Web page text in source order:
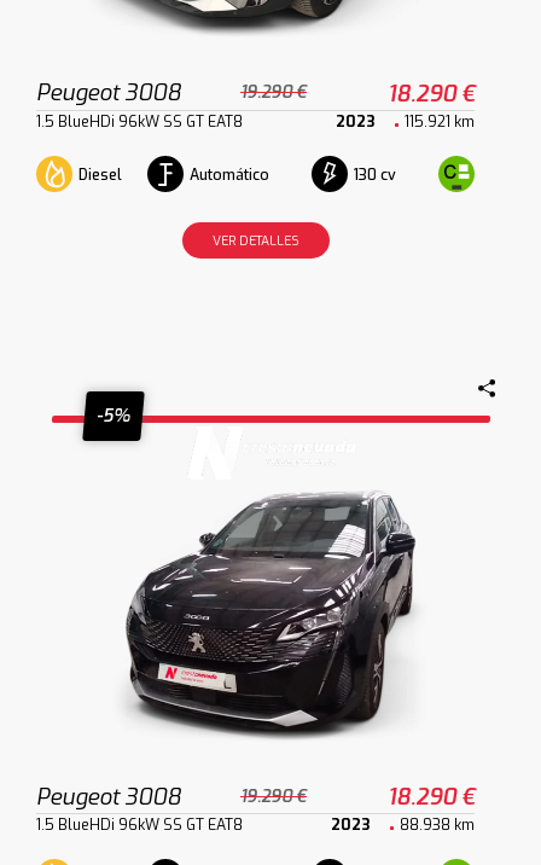
Peugeot 3008 19.290 € 18.290 €
1.5 BlueHDi 96kW SS GT EAT8 2023 115.921 km
Diesel Automático 130 cv
VER DETALLES
-5%
Peugeot 3008 19.290 € 18.290 €
1.5 BlueHDi 96kW SS GT EAT8 2023 88.938 km